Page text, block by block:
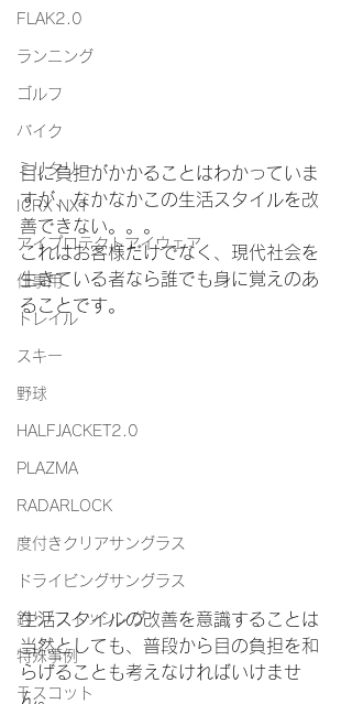
FLAK2.0
ランニング
ゴルフ
バイク
ミリタリー
ICRX NXT
アイプロテクトアイウェア
仕事用
トレイル
スキー
野球
HALFJACKET2.0
PLAZMA
RADARLOCK
度付きクリアサングラス
ドライビングサングラス
釣り/フィッシング
特殊事例
モスコット
目に負担がかかることはわかっていま
すが、なかなかこの生活スタイルを改
善できない。。。
これはお客様だけでなく、現代社会を
生きている者なら誰でも身に覚えのあ
ることです。
生活スタイルの改善を意識することは
当然としても、普段から目の負担を和
らげることも考えなければいけませ
ん。